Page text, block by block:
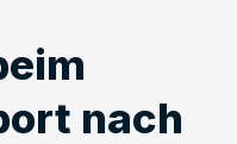
nach